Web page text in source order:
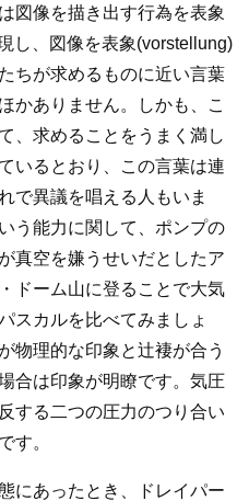
図像を描き出す行為を表象
し、図像を表象(vorstellung)
ちが求めるものに近い言葉
かありません。しかも、こ
、求めることをうまく満し
いるとおり、この言葉は連
で異議を唱える人もいま
う能力に関して、ポンプの
真空を嫌うせいだとしたア
ドーム山に登ることで大気
スカルを比べてみましょ
物理的な印象と辻褄が合う
合は印象が明瞭です。気圧
する二つの圧力のつり合い
す。
にあったとき、ドレイパー